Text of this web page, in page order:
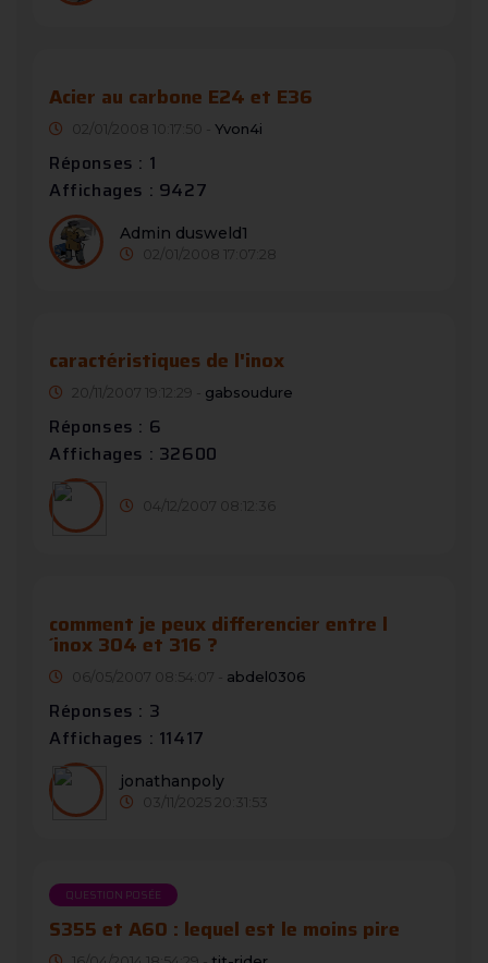
Acier au carbone E24 et E36
02/01/2008 10:17:50 - Yvon4i
Réponses : 1
Affichages : 9427
Admin dusweld1
02/01/2008 17:07:28
caractéristiques de l'inox
20/11/2007 19:12:29 - gabsoudure
Réponses : 6
Affichages : 32600
04/12/2007 08:12:36
comment je peux differencier entre l
´inox 304 et 316 ?
06/05/2007 08:54:07 - abdel0306
Réponses : 3
Affichages : 11417
jonathanpoly
03/11/2025 20:31:53
QUESTION POSÉE
S355 et A60 : lequel est le moins pire